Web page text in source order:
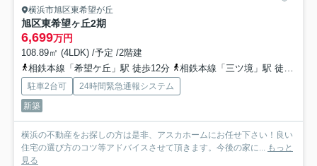
横浜市旭区東希望が丘
旭区東希望ヶ丘2期
6,699万円
108.89㎡ (4LDK) /予定 /2階建
相鉄本線「希望ケ丘」駅 徒歩12分
相鉄本線「三ツ境」駅 徒歩15分
駐車2台可
24時間緊急通報システム
新築
横浜の不動産をお探しの方は是非、アスカホームにお任せ下さい！良い
住宅の選び方のコツ等アドバイスさせて頂きます。今後の家に...
もっと
見る